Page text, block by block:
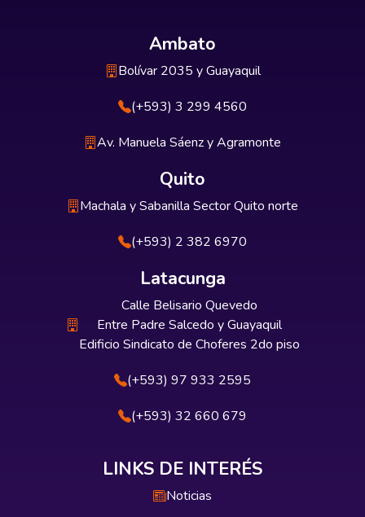
Ambato
Bolívar 2035 y Guayaquil
(+593) 3 299 4560
Av. Manuela Sáenz y Agramonte
Quito
Machala y Sabanilla Sector Quito norte
(+593) 2 382 6970
Latacunga
Calle Belisario Quevedo
Entre Padre Salcedo y Guayaquil
Edificio Sindicato de Choferes 2do piso
(+593) 97 933 2595
(+593) 32 660 679
LINKS DE INTERÉS
Noticias